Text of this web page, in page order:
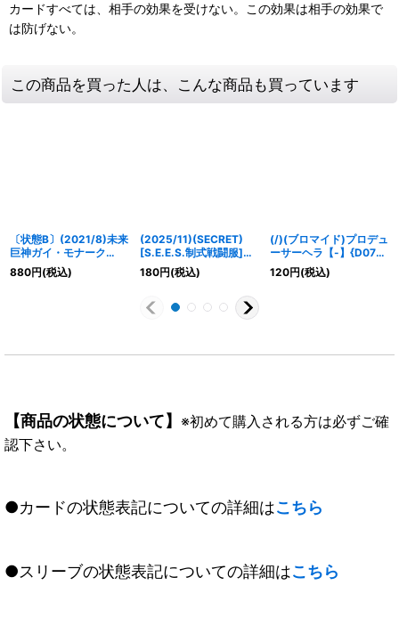
カードすべては、相手の効果を受けない。この効果は相手の効果で
は防げない。
この商品を買った人は、こんな商品も買っています
〔状態B〕(2021/8)未来
巨神ガイ・モナーク
【XX】{BS57-XX02}
《青》
880円(税込)
(2025/11)(SECRET)
[S.E.E.S.制式戦闘服]天
田乾【M-SEC】{CB33-
032}《青》
180円(税込)
(/)(ブロマイド)プロデュ
ーサーヘラ【-】{D07-
34}《》
120円(税込)
【商品の状態について】 ※初めて購入される方は必ずご確
認下さい。
●カードの状態表記についての詳細はこちら
●スリーブの状態表記についての詳細はこちら